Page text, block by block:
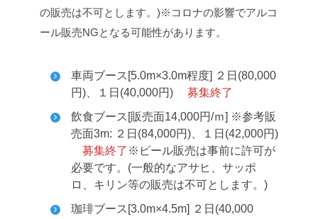
の販売は不可とします。)※コロナの影響でアルコ
ール販売NGとなる可能性があります。
車両ブース[5.0m×3.0m程度] ２日(80,000
円)、１日(40,000円) 募集終了
飲食ブース[販売面14,000円/ｍ] ※参考販
売面3m: ２日(84,000円)、１日(42,000円)
募集終了 ※ビール販売は事前に許可が
必要です。(一般的なアサヒ、サッポ
ロ、キリン等の販売は不可とします。)
珈琲ブース[3.0m×4.5m] ２日(40,000